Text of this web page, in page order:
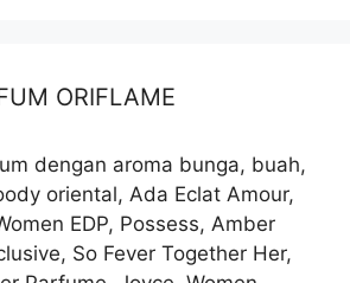
ORIFLAME
dengan aroma bunga, buah,
oriental, Ada Eclat Amour,
EDP, Possess, Amber
So Fever Together Her,